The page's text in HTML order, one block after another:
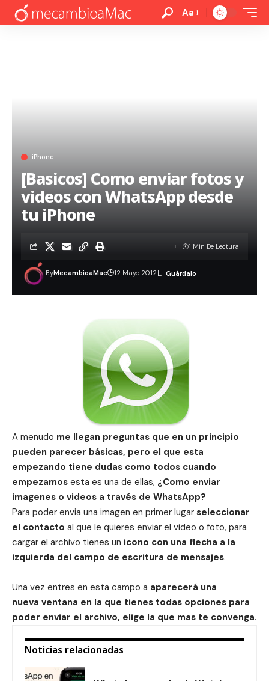
Aa
iPhone
[Basicos] Como enviar fotos y
videos con WhatsApp desde
tu iPhone
ByMecambioaMac 12 Mayo 2012
1 Min De Lectura
A menudo me llegan preguntas que en un principio
pueden parecer básicas, pero el que esta
empezando tiene dudas como todos cuando
empezamos esta es una de ellas, ¿Como enviar
imagenes o videos a través de WhatsApp?
Para poder envia una imagen en primer lugar seleccionar
el contacto al que le quieres enviar el video o foto, para
cargar el archivo tienes un icono con una flecha a la
izquierda del campo de escritura de mensajes.
Una vez entres en esta campo a aparecerá una
nueva ventana en la que tienes todas opciones para
poder enviar el archivo, elige la que mas te convenga.
Noticias relacionadas